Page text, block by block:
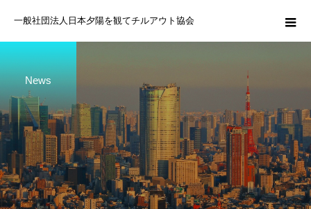
一般社団法人日本夕陽を観てチルアウト協会
News